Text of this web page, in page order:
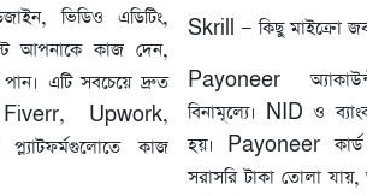
ভিডিও এডিটিং,
আপনাকে কাজ দেন,
এটি সবচেয়ে দ্রুত
Upwork,
কাজ
Skrill — কিছু মাইক্রো জব
Payoneer
বিনামূল্যে। NID ও
হয়। Payoneer
সরাসরি টাকা তোলা যায়,